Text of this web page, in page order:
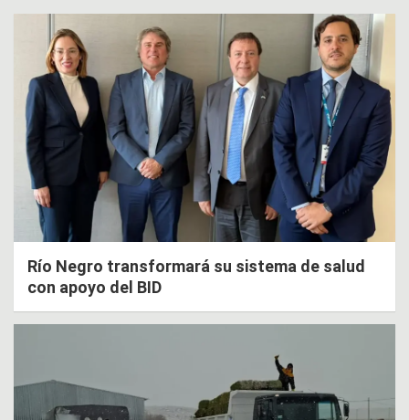
Río Negro transformará su sistema de salud
con apoyo del BID